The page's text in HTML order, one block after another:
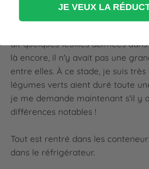
Au bout d'une semaine, j'ai fait le
ait quelques feuilles abîmées
là encore, il n'y avait pas une
entre elles. À ce stade, je suis
légumes verts aient duré toute
je me demande maintenant s'il y
différences notables !
Tout est rentré dans les
dans le réfrigérateur.
JE VEUX LA